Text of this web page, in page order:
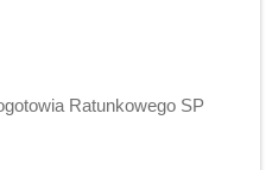
Ratunkowego SP